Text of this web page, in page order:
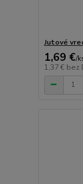
Jutové
1,69 €/
1,37 € bez